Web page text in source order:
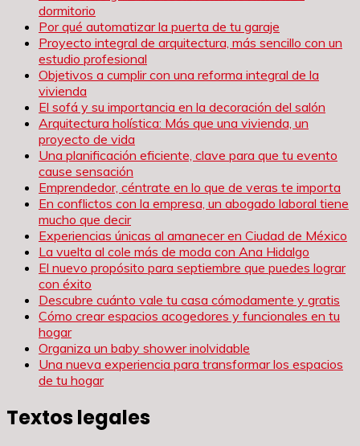
dormitorio
Por qué automatizar la puerta de tu garaje
Proyecto integral de arquitectura, más sencillo con un
estudio profesional
Objetivos a cumplir con una reforma integral de la
vivienda
El sofá y su importancia en la decoración del salón
Arquitectura holística: Más que una vivienda, un
proyecto de vida
Una planificación eficiente, clave para que tu evento
cause sensación
Emprendedor, céntrate en lo que de veras te importa
En conflictos con la empresa, un abogado laboral tiene
mucho que decir
Experiencias únicas al amanecer en Ciudad de México
La vuelta al cole más de moda con Ana Hidalgo
El nuevo propósito para septiembre que puedes lograr
con éxito
Descubre cuánto vale tu casa cómodamente y gratis
Cómo crear espacios acogedores y funcionales en tu
hogar
Organiza un baby shower inolvidable
Una nueva experiencia para transformar los espacios
de tu hogar
Textos legales